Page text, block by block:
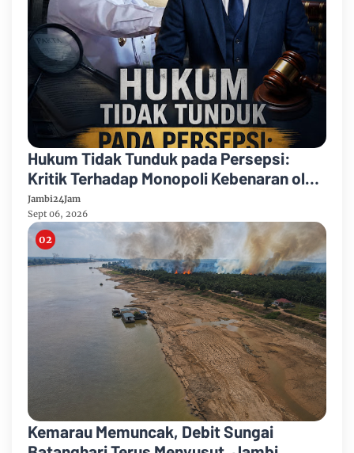
Hukum Tidak Tunduk pada Persepsi:
Kritik Terhadap Monopoli Kebenaran oleh
Media dan Aktivis
Jambi24Jam
Sept 06, 2026
Kemarau Memuncak, Debit Sungai